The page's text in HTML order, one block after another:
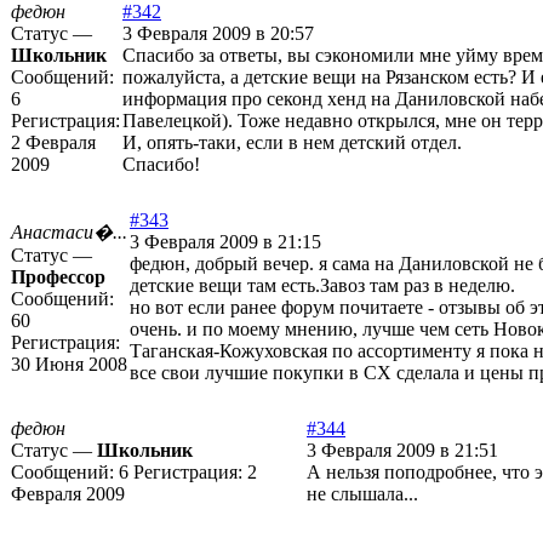
федюн
Статус —
Школьник
Сообщений:
6
Регистрация:
2 Февраля
2009
#342
3 Февраля 2009 в 20:57
Спасибо за ответы, вы сэкономили мне уйму
пожалуйста, а детские вещи на Рязанском есть? И
информация про секонд хенд на Даниловской
Павелецкой). Тоже недавно открылся, мне он
И, опять-таки, если в нем детский отдел.
Спасибо!
Анастаси�...
Статус —
Профессор
Сообщений:
60
Регистрация:
30 Июня 2008
#343
3 Февраля 2009 в 21:15
федюн, добрый вечер. я сама на Даниловской не
детские вещи там есть.Завоз там раз в неделю.
но вот если ранее форум почитаете - отзывы об
очень. и по моему мнению, лучше чем сеть
Таганская-Кожуховская по ассортименту я пока
все свои лучшие покупки в СХ сделала и цены
федюн
Статус — Школьник
Сообщений: 6 Регистрация: 2
Февраля 2009
#344
3 Февраля 2009 в 21:51
А нельзя поподробнее, что
не слышала...